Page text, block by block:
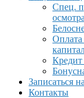
Спец.
Кредит
Записаться
Контакты